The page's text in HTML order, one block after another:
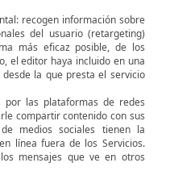
recogen información sobre
del usuario (retargeting)
más eficaz posible, de los
el editor haya incluido en una
la que presta el servicio
por las plataformas de redes
compartir contenido con sus
medios sociales tienen la
línea fuera de los Servicios.
mensajes que ve en otros